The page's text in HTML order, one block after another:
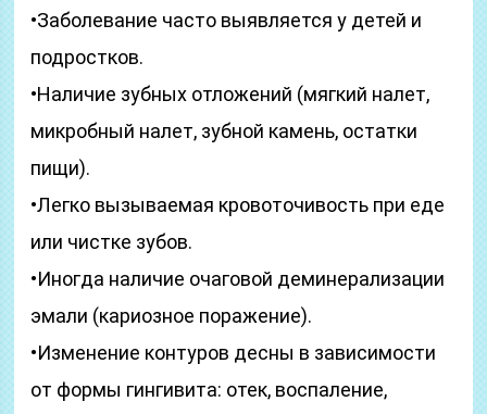
•Заболевание часто выявляется у детей и
подростков.
•Наличие зубных отложений (мягкий налет,
микробный налет, зубной камень, остатки
пищи).
•Легко вызываемая кровоточивость при еде
или чистке зубов.
•Иногда наличие очаговой деминерализации
эмали (кариозное поражение).
•Изменение контуров десны в зависимости
от формы гингивита: отек, воспаление,